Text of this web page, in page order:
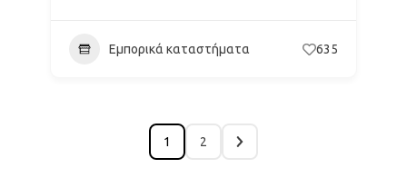
Εμπορικά καταστήματα 635
1 2